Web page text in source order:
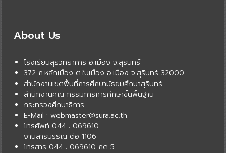
About Us
โรงเรียนสุรวิทยาคาร อ.เมือง จ.สุรินทร์
372 ถ.หลักเมือง ต.ในเมือง อ.เมือง จ.สุรินทร์ 32000
สำนักงานเขตพื้นที่การศึกษามัธยมศึกษาสุรินทร์
สำนักงานคณะกรรมการการศึกษาขั้นพื้นฐาน
กระทรวงศึกษาธิการ
E-Mail : webmaster@sura.ac.th
โทรศัพท์ 044 : 069610
งานสารบรรณ ต่อ 1106
โทรสาร 044 : 069610 กด 5